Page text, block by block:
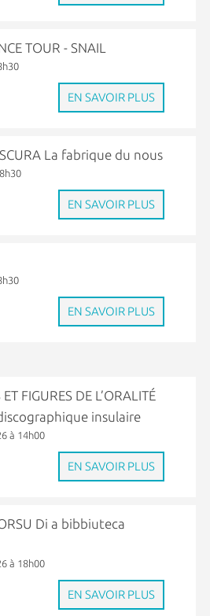
TOUR - SNAIL
EN SAVOIR PLUS
La fabrique du nous
EN SAVOIR PLUS
EN SAVOIR PLUS
FIGURES DE L’ORALITÉ
insulaire
à 14h00
EN SAVOIR PLUS
Di a bibbiuteca
à 18h00
EN SAVOIR PLUS